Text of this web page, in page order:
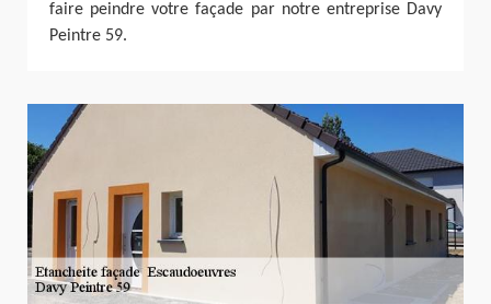
faire peindre votre façade par notre entreprise Davy
Peintre 59.